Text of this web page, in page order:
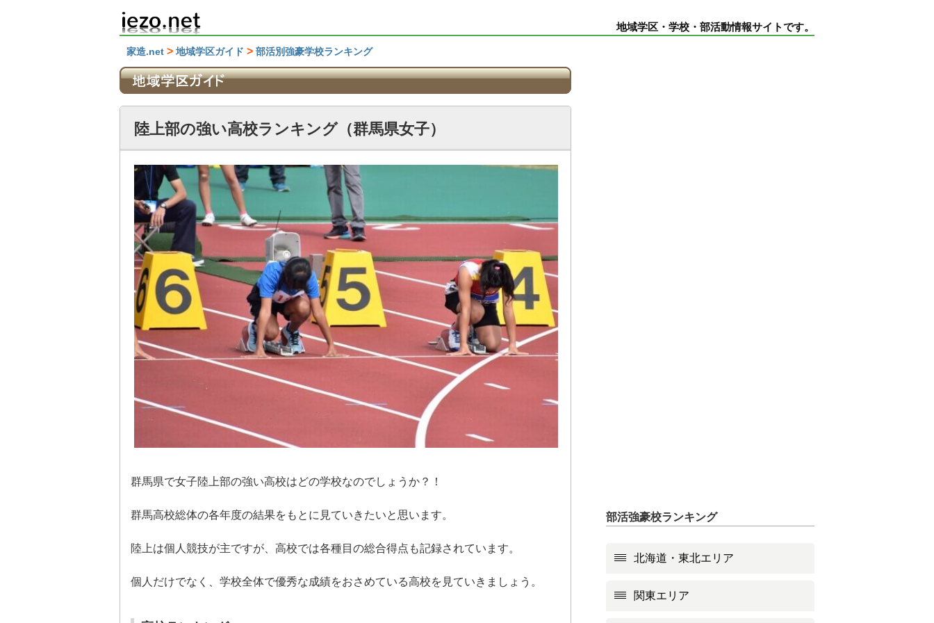
地域学区・学校・部活動情報サイトです。
家造.net > 地域学区ガイド > 部活別強豪学校ランキング
陸上部の強い高校ランキング（群馬県女子）
群馬県で女子陸上部の強い高校はどの学校なのでしょうか？！
群馬高校総体の各年度の結果をもとに見ていきたいと思います。
陸上は個人競技が主ですが、高校では各種目の総合得点も記録されています。
個人だけでなく、学校全体で優秀な成績をおさめている高校を見ていきましょう。
部活強豪校ランキング
北海道・東北エリア
関東エリア